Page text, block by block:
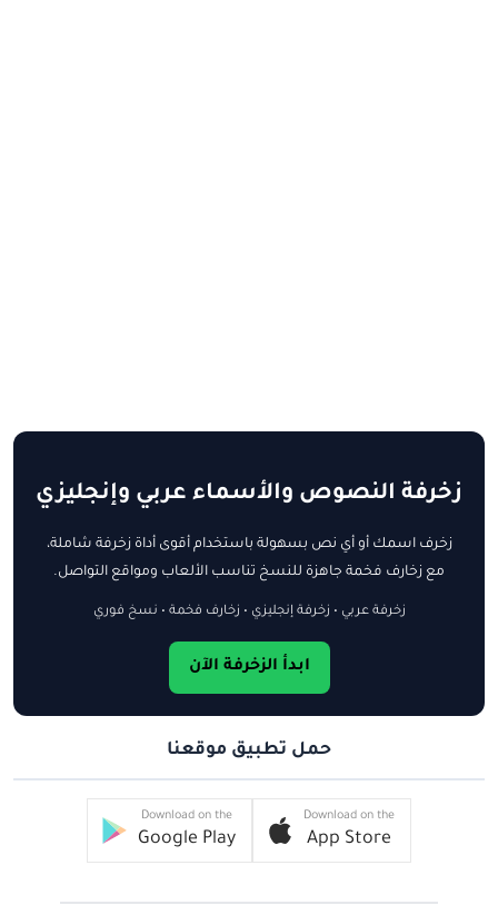
زخرفة النصوص والأسماء عربي وإنجليزي
زخرف اسمك أو أي نص بسهولة باستخدام أقوى أداة زخرفة شاملة،
مع زخارف فخمة جاهزة للنسخ تناسب الألعاب ومواقع التواصل.
زخرفة عربي • زخرفة إنجليزي • زخارف فخمة • نسخ فوري
ابدأ الزخرفة الآن
حمل تطبيق موقعنا
Download on the
App Store
Download on the
Google Play